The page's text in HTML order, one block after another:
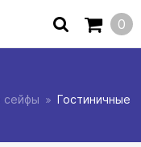
0
сейфы
Гостиничные